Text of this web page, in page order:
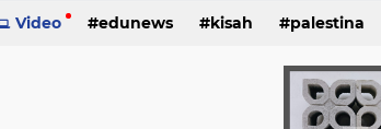
Video edunews kisah palestina